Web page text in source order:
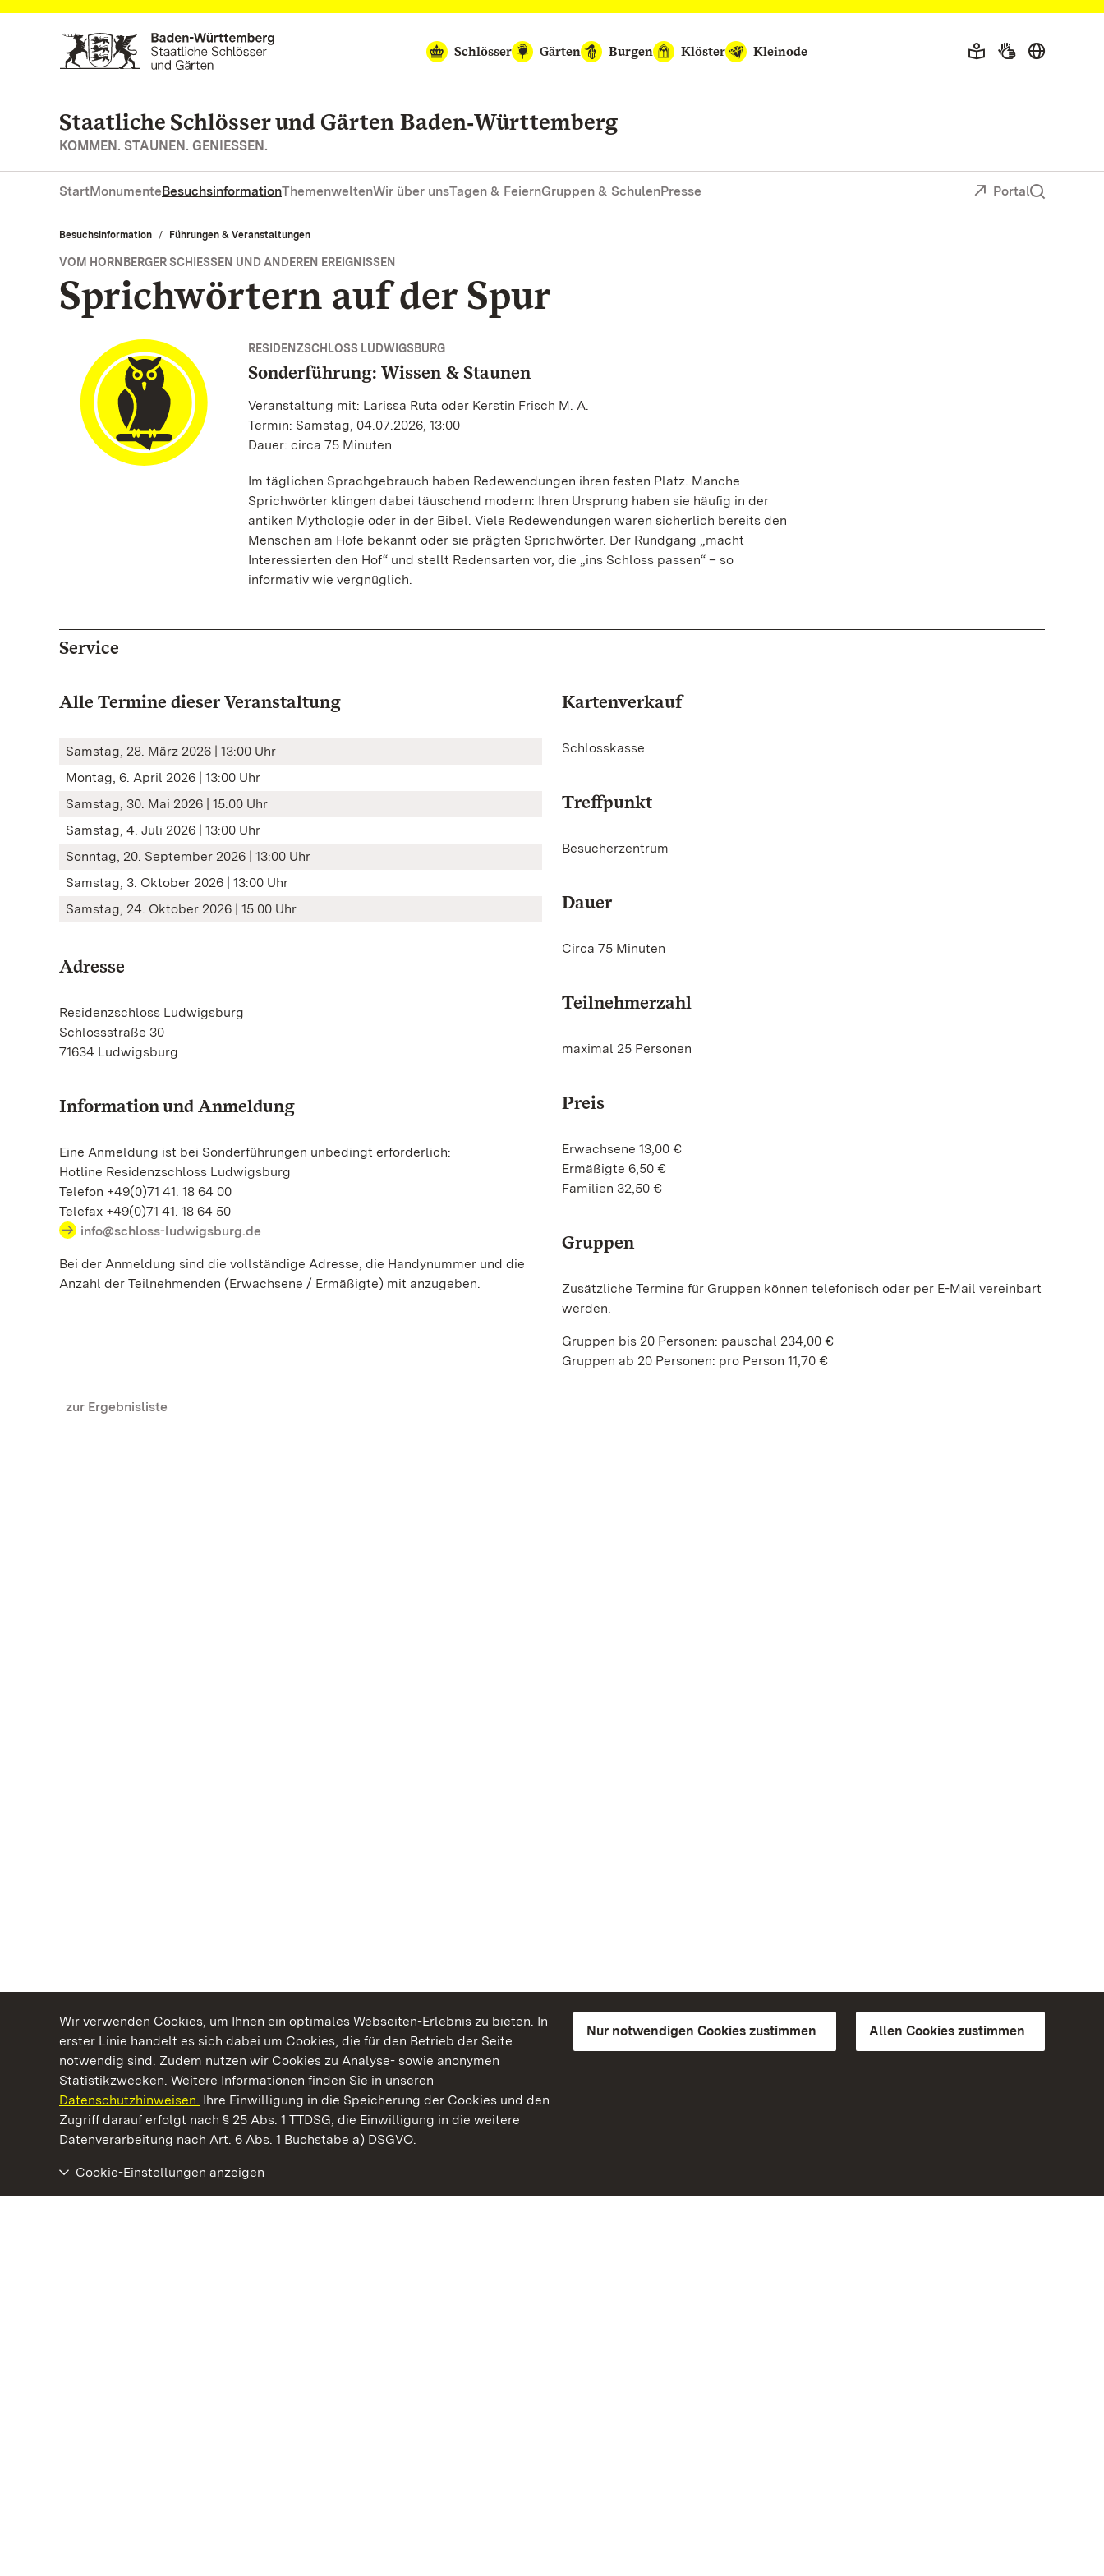
Wir verwenden Cookies, um Ihnen ein optimales Webseiten-Erlebnis zu bieten. In
erster Linie handelt es sich dabei um Cookies, die für den Betrieb der Seite
notwendig sind. Zudem nutzen wir Cookies zu Analyse- sowie anonymen
Statistikzwecken. Weitere Informationen finden Sie in unseren
Datenschutzhinweisen. Ihre Einwilligung in die Speicherung der Cookies und den
Zugriff darauf erfolgt nach § 25 Abs. 1 TTDSG, die Einwilligung in die weitere
Datenverarbeitung nach Art. 6 Abs. 1 Buchstabe a) DSGVO.
Nur notwendigen Cookies zustimmen Allen Cookies zustimmen
Cookie-Einstellungen anzeigen
Zum Hauptinhalt springen
Schlösser
Gärten Burgen Klöster Kleinode
Staatliche Schlösser und Gärten Baden‑Württemberg
KOMMEN. STAUNEN. GENIESSEN.
StartMonumenteBesuchsinformationThemenweltenWir über unsTagen & FeiernGruppen & SchulenPresse Portal
Besuchsinformation Führungen & Veranstaltungen
VOM HORNBERGER SCHIESSEN UND ANDEREN EREIGNISSEN
Sprichwörtern auf der Spur
RESIDENZSCHLOSS LUDWIGSBURG
Sonderführung: Wissen & Staunen
Veranstaltung mit: Larissa Ruta oder Kerstin Frisch M. A.
Termin: Samstag, 04.07.2026, 13:00
Dauer: circa 75 Minuten
Im täglichen Sprachgebrauch haben Redewendungen ihren festen Platz. Manche
Sprichwörter klingen dabei täuschend modern: Ihren Ursprung haben sie häufig in der
antiken Mythologie oder in der Bibel. Viele Redewendungen waren sicherlich bereits den
Menschen am Hofe bekannt oder sie prägten Sprichwörter. Der Rundgang „macht
Interessierten den Hof“ und stellt Redensarten vor, die „ins Schloss passen“ – so
informativ wie vergnüglich.
Service
Alle Termine dieser Veranstaltung
Samstag, 28. März 2026 | 13:00 Uhr
Montag, 6. April 2026 | 13:00 Uhr
Samstag, 30. Mai 2026 | 15:00 Uhr
Samstag, 4. Juli 2026 | 13:00 Uhr
Sonntag, 20. September 2026 | 13:00 Uhr
Samstag, 3. Oktober 2026 | 13:00 Uhr
Samstag, 24. Oktober 2026 | 15:00 Uhr
Adresse
Residenzschloss Ludwigsburg
Schlossstraße 30
71634 Ludwigsburg
Information und Anmeldung
Eine Anmeldung ist bei Sonderführungen unbedingt erforderlich:
Hotline Residenzschloss Ludwigsburg
Telefon +49(0)71 41. 18 64 00
Telefax +49(0)71 41. 18 64 50
info@schloss-ludwigsburg.de
Bei der Anmeldung sind die vollständige Adresse, die Handynummer und die
Anzahl der Teilnehmenden (Erwachsene / Ermäßigte) mit anzugeben.
Kartenverkauf
Schlosskasse
Treffpunkt
Besucherzentrum
Dauer
Circa 75 Minuten
Teilnehmerzahl
maximal 25 Personen
Preis
Erwachsene 13,00 €
Ermäßigte 6,50 €
Familien 32,50 €
Gruppen
Zusätzliche Termine für Gruppen können telefonisch oder per E-Mail vereinbart
werden.
Gruppen bis 20 Personen: pauschal 234,00 €
Gruppen ab 20 Personen: pro Person 11,70 €
zur Ergebnisliste
Kommen. Staunen. Genießen.